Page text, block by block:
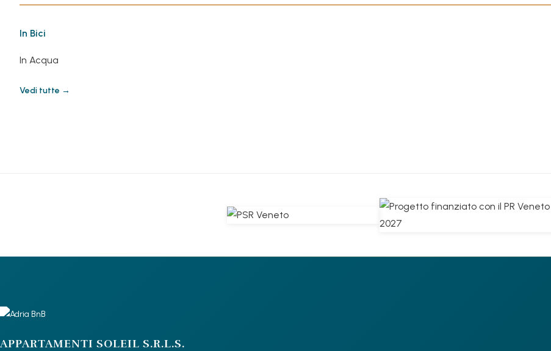
In Bici
In Acqua
Vedi tutte →
APPARTAMENTI SOLEIL S.R.L.S.